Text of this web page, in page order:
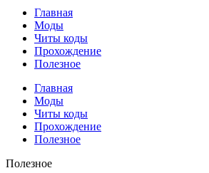
Главная
Моды
Читы коды
Прохождение
Полезное
Главная
Моды
Читы коды
Прохождение
Полезное
Полезное